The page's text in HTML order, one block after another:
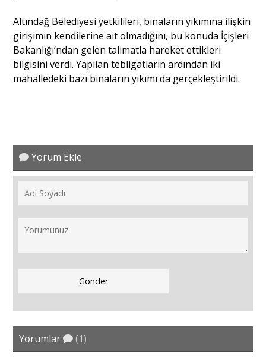
Altındağ Belediyesi yetkilileri, binaların yıkımına ilişkin
girişimin kendilerine ait olmadığını, bu konuda İçişleri
Bakanlığı’ndan gelen talimatla hareket ettikleri
bilgisini verdi. Yapılan tebligatların ardından iki
mahalledeki bazı binaların yıkımı da gerçekleştirildi.
Yorum Ekle
Yorumlar (1)